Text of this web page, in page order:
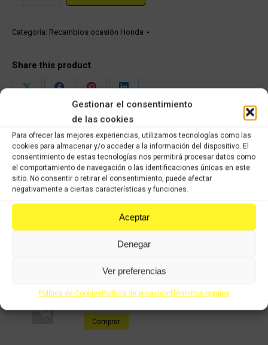
Gestionar el consentimiento
de las cookies
Para ofrecer las mejores experiencias, utilizamos tecnologías como las
cookies para almacenar y/o acceder a la información del dispositivo. El
consentimiento de estas tecnologías nos permitirá procesar datos como
el comportamiento de navegación o las identificaciones únicas en este
sitio. No consentir o retirar el consentimiento, puede afectar
negativamente a ciertas características y funciones.
Aceptar
Denegar
Ver preferencias
Política de CookiesPolítica de privacidadTérminos legales
HONDA
250cc
cantidad
Categoría: Recambios ocasión Honda
Share this product
Facebook PinterestLinkedIn
Productos relacionados
Honda Pantheon 125cc
Comprar
Honda CG 125cc
Comprar